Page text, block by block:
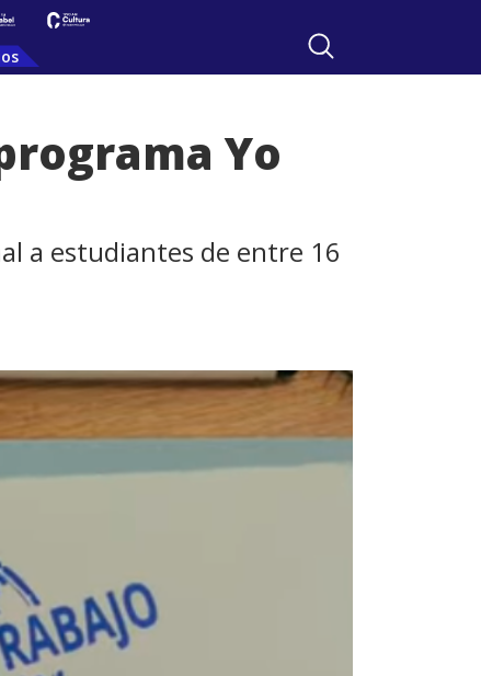
Yo
a estudiantes de entre 16